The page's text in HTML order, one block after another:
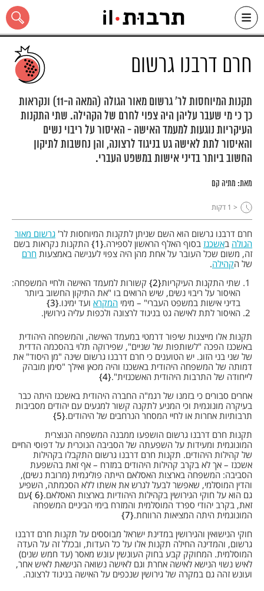
Skip
content
כל האתר
חרם דרבנו גרשום
תקנות המיוחסות לר' גרשום מאור הגולה (המאה ה-11) ונקראות
כך כי מי שעבר עליהן היה צפוי לחרם של הקהילה. שתי התקנות
העיקריות נוגעות למעמד האישה - האיסור על ריבוי נשים
והאיסור לתת לאישה גט בניגוד לרצונה, והן נחשבות לתיקון
החשוב ביותר בדיני אישות במשפט העברי.
מאת: מתיה קם
< 1 דקות
חרם דרבנו גרשום הוא השם שניתן לתקנות המיוחסות לר' גרשום מאור
הגולה באשכנז בסוף האלף הראשון לספירה. 1 התקנות נקראות בשם
זה, משום שכל העובר על אחת מהן היה צפוי לענישה באמצעות חרם
של הקהילה.
שתי התקנות העיקריות 2 קשורות למעמד האישה ולחיי המשפחה:
האיסור על ריבוי נשים, שיש הרואים בו "את התיקון החשוב ביותר
בדיני אישות במשפט העברי" – מימי המקרא ועד ימינו. 3
האיסור לתת לאישה גט בניגוד לרצונה ולכפות עליה גירושין.
תקנות אלו מייצגות שיפור דרמטי במעמד האישה, והמשפחה היהודית
באשכנז הפכה "לשותפות של שניים", שפירוקה תלוי בהסכמה הדדית
של שני בני הזוג. יש הטוענים כי חרם דרבנו גרשום שינה "מן היסוד" את
דמותה של המשפחה היהודית באשכנז והיה מכאן ואילך "סימן מובהק
לייחודה של התרבות היהודית האשכנזית". 4
אחרים סבורים כי בזמנו של רגמ"ה החברה היהודית באשכנז היתה כבר
בעיקרה מונוגמית וכי המניע לתקנה קשור למגעים עם יהודים מסביבות
תרבותיות אחרות או לחיי המסחר הנרחבים של היהודים. 5
תקנות חרם דרבנו גרשום הושפעו ממבנה המשפחה הנוצרית
המונוגמית ומעידות על השפעתה של הסביבה הנוכרית על דפוסי החיים
של קהילות היהודים. תקנות חרם דרבנו גרשום התקבלו בקהילות
אשכנז – אך לא בקרב קהילות היהודים במזרח – אף זאת בהשפעת
הסביבה: המשפחה בארצות האסלאם הייתה פוליגמית (מרובת נשים),
והדין המוסלמי, שאפשר לבעל לגרש את אשתו ללא הסכמתה, השפיע
גם הוא על חוקי הגירושין בקהילות היהודיות בארצות האסלאם. 6 עם
זאת, בקרב יהודי ספרד המוסלמית והמזרח בימי הביניים המשפחה
המונוגמית היתה המציאות הרווחת. 7
חוקי הנישואין והגירושין במדינת ישראל מבוססים על תקנות חרם דרבנו
גרשום, והמדינה החילה תקנות אלו על כל העדות, ובכלל זה על העדה
המוסלמית. המחוקק קבע בחוק העונשין עונש מאסר (עד חמש שנים)
לאיש נשוי הנישא לאישה אחרת וגם לאישה נשואה הנישאת לאיש אחר,
ועונש זהה גם במקרה של גירושין שנכפים על האישה בניגוד לרצונה.